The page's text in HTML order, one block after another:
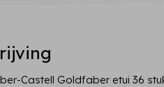
Castell Goldfaber etui 36